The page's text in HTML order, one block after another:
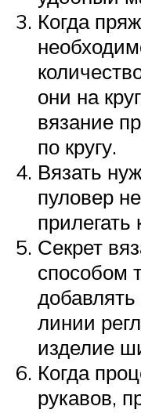
Когда
они на
вязание
по кругу.
Вязать
пуловер
прилегать
Секрет
способом
линии
изделие
Когда
рукавов,